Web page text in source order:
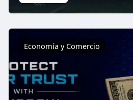
Economía y Comercio